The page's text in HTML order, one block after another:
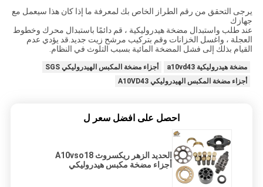
يرجى التحقق من رقم الطراز الخاص بك لمعرفة ما إذا كان هذا سيعمل مع
جهازك
عند طلب واستبدال مضخة هيدروليكية ، قم دائمًا باستبدال محرك وخطوط
العجلة ، واغسل الخزانات وقم بتركيب مرشح زيت جديد.قد يؤدي عدم
القيام بذلك إلى فشل المضخة المائية بسبب التلوث في النظام.
مضخة هيدروليكية a10vd43
أجزاء مضخة المكبس الهيدروليكي SGS
أجزاء مضخة المكبس الهيدروليكي A10VD43
احصل على افضل سعر ل
الحديد الزهر ريكسروث A10vso18
أجزاء مضخة مكبس هيدروليكي